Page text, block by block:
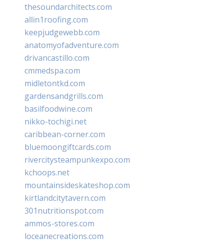
thesoundarchitects.com
allin1roofing.com
keepjudgewebb.com
anatomyofadventure.com
drivancastillo.com
cmmedspa.com
midletontkd.com
gardensandgrills.com
basilfoodwine.com
nikko-tochigi.net
caribbean-corner.com
bluemoongiftcards.com
rivercitysteampunkexpo.com
kchoops.net
mountainsideskateshop.com
kirtlandcitytavern.com
301nutritionspot.com
ammos-stores.com
loceanecreations.com